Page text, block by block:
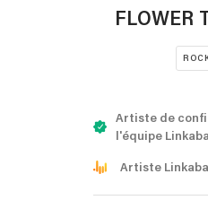
FLOWER
Artiste de
l'équipe
Artiste